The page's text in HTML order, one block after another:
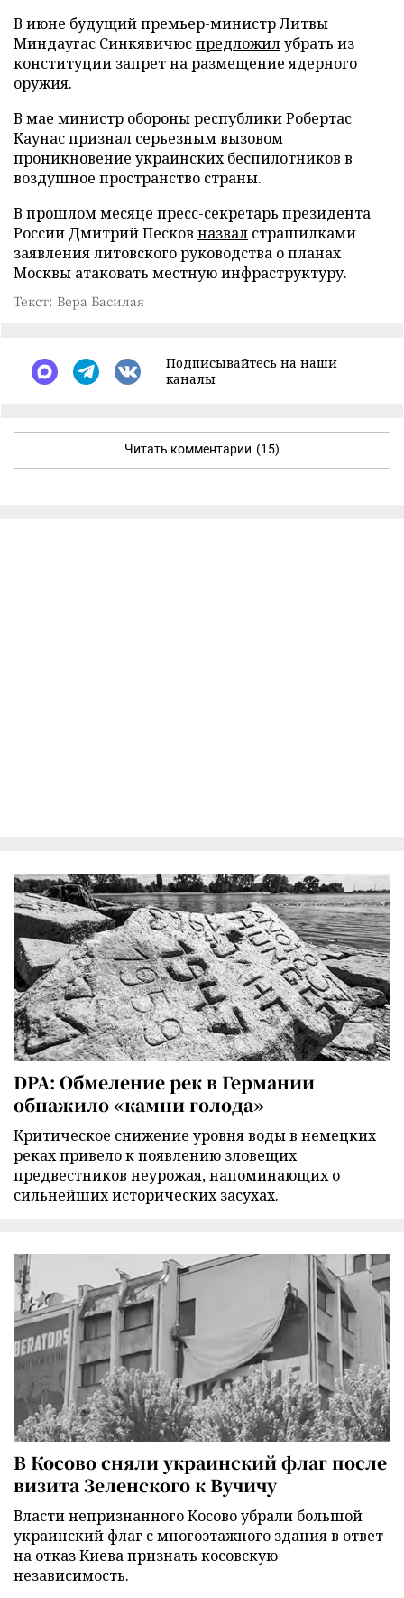
В июне будущий премьер-министр Литвы
Миндаугас Синкявичюспредложилубрать из
конституции запрет на размещение ядерного
оружия.
В мае министр обороны республики Робертас
Каунаспризнал серьезным вызовом
проникновение украинских беспилотников в
воздушное пространство страны.
В прошлом месяце пресс-секретарь президента
России Дмитрий Песков назвал страшилками
заявления литовского руководства о планах
Москвы атаковать местную инфраструктуру.
Текст: Вера Басилая
Подписывайтесь на наши
каналы
Читать комментарии (15)
DPA: Обмеление рек в Германии
обнажило «камни голода»
Критическое снижение уровня воды в немецких
реках привело к появлению зловещих
предвестников неурожая, напоминающих о
сильнейших исторических засухах.
В Косово сняли украинский флаг после
визита Зеленского к Вучичу
Власти непризнанного Косово убрали большой
украинский флаг с многоэтажного здания в ответ
на отказ Киева признать косовскую
независимость.